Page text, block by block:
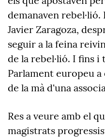
demanaven rebel·lió.
Javier Zaragoza,
seguir a la feina
de la rebel·lió. I fins i
Parlament europeu
de la mà d'una
Res a veure amb el
magistrats